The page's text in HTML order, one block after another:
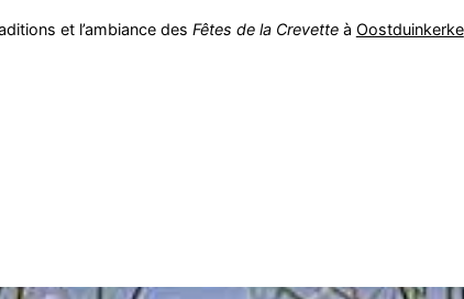
et l’ambiance des Fêtes de la Crevetteà Oostduinkerke